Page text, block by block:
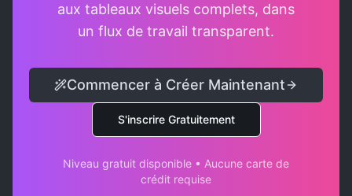
aux tableaux visuels complets, dans
un flux de travail transparent.
Commencer à Créer Maintenant
S'inscrire Gratuitement
Niveau gratuit disponible • Aucune carte de
crédit requise